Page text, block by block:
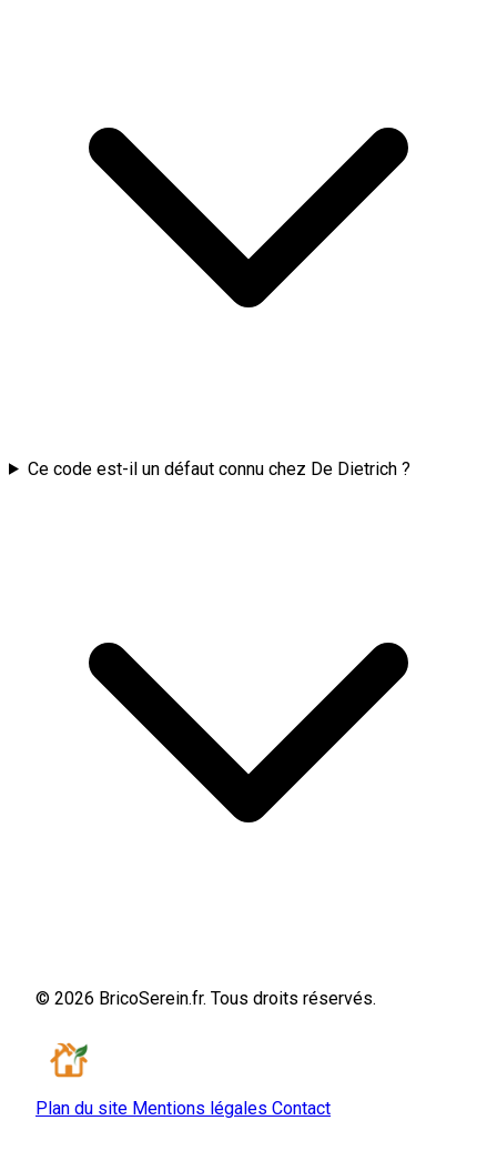
Ce code est-il un défaut connu chez De Dietrich ?
© 2026 BricoSerein.fr. Tous droits réservés.
Plan du site Mentions légales Contact